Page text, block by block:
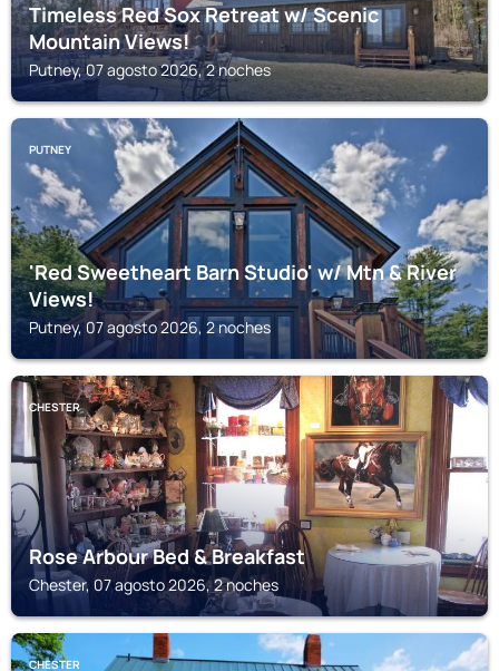
Timeless Red Sox Retreat w/ Scenic
Mountain Views!
Putney, 07 agosto 2026, 2 noches
PUTNEY
'Red Sweetheart Barn Studio' w/ Mtn & River
Views!
Putney, 07 agosto 2026, 2 noches
CHESTER
Rose Arbour Bed & Breakfast
Chester, 07 agosto 2026, 2 noches
CHESTER